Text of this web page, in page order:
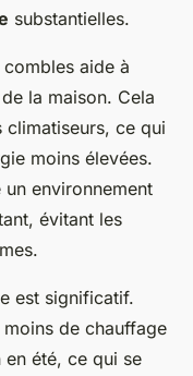
substantielles.
combles aide à
la maison. Cela
ce qui
moins élevées.
environnement
évitant les
est significatif.
de chauffage
été, ce qui se